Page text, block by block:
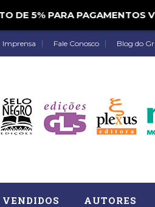
DE 5% PARA
Imprensa Fale Conosco Blog do
AUTORES